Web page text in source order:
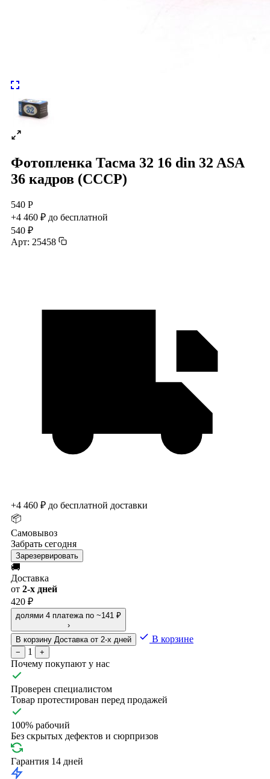
Фотопленка Тасма 32 16 din 32 ASA
36 кадров (СССР)
540 Р
+4 460 ₽ до бесплатной
540 ₽
Арт: 25458
+4 460 ₽ до бесплатной доставки
📦
Самовывоз
Забрать сегодня
Зарезервировать
🚚
Доставка
от 2-х дней
420 ₽
долями 4 платежа по ~141 ₽
›
В корзину Доставка от 2-х дней В корзине
− 1 +
Почему покупают у нас
Проверен специалистом
Товар протестирован перед продажей
100% рабочий
Без скрытых дефектов и сюрпризов
Гарантия 14 дней